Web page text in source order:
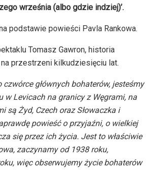
września (albo gdzie indziej)’.
podstawie powieści Pavla Rankowa.
Tomasz Gawron, historia
przestrzeni kilkudziesięciu lat.
głównych bohaterów, jesteśmy
w Levicach na granicy z Węgrami, na
są Żyd, Czech oraz Słowaczka i
powieść o przyjaźni, o wielkiej
się przez ich życia. Jest to właściwie
zaczynamy od 1938 roku,
więc obserwujemy życie bohaterów